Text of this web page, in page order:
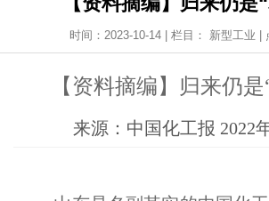
时间：2023-10-14 | 栏目： 新型工业 |
【资料摘编】归来仍
来源：中国化工报 2022